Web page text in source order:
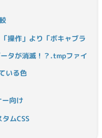
操作」より「ボキャブラ
タが消滅！？.tmpファイ
いる色
ー向け
ムCSS